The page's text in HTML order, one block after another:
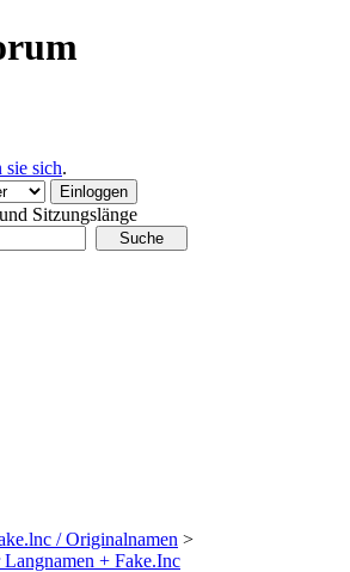
sie sich.
Sitzungslänge
/ Originalnamen >
+ Fake.Inc